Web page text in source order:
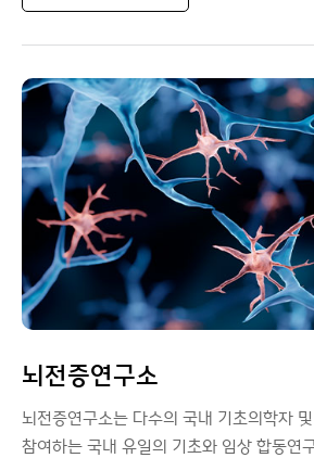
뇌전증연구소
뇌전증연구소는 다수의 국내 기초의학자
참여하는 국내 유일의 기초와 임상 합동연